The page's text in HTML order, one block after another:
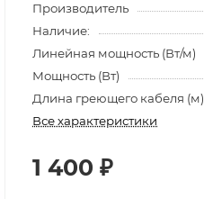
Производитель
Наличие:
Линейная мощность (Вт/м)
Мощность (Вт)
Длина греющего кабеля (м)
Все характеристики
1 400 ₽